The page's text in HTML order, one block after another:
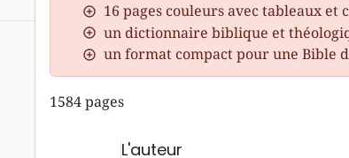
16 pages couleurs avec tableaux et
un dictionnaire biblique et
un format compact pour une Bible
1584 pages
L'auteur